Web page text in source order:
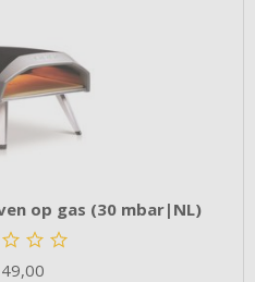
op gas (30 mbar|NL)